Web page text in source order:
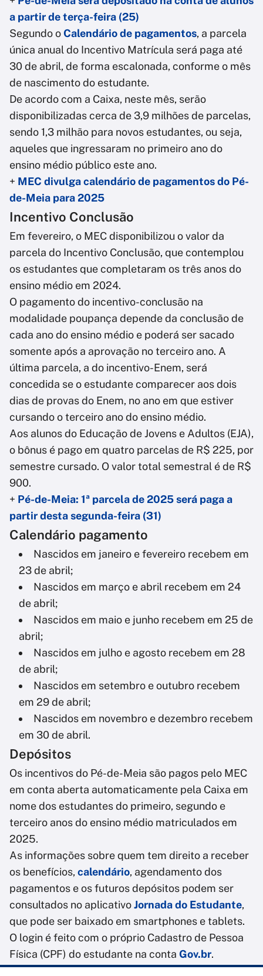
a partir de terça-feira (25)
Segundo oCalendário de pagamentos, a parcela
única anual do Incentivo Matrícula será paga até
30 de abril, de forma escalonada, conforme o mês
de nascimento do estudante.
De acordo com a Caixa, neste mês, serão
disponibilizadas cerca de 3,9 milhões de parcelas,
sendo 1,3 milhão para novos estudantes, ou seja,
aqueles que ingressaram no primeiro ano do
ensino médio público este ano.
+ MEC divulga calendário de pagamentos do Pé-
de-Meia para 2025
Incentivo Conclusão
Em fevereiro, o MEC disponibilizou o valor da
parcela do Incentivo Conclusão, que contemplou
os estudantes que completaram os três anos do
ensino médio em 2024.
O pagamento do incentivo-conclusão na
modalidade poupança depende da conclusão de
cada ano do ensino médio e poderá ser sacado
somente após a aprovação no terceiro ano. A
última parcela, a do incentivo-Enem, será
concedida se o estudante comparecer aos dois
dias de provas do Enem, no ano em que estiver
cursando o terceiro ano do ensino médio.
Aos alunos do Educação de Jovens e Adultos (EJA),
o bônus é pago em quatro parcelas de R$ 225, por
semestre cursado. O valor total semestral é de R$
900.
+ Pé-de-Meia: 1ª parcela de 2025 será paga a
partir desta segunda-feira (31)
Calendário pagamento
Nascidos em janeiro e fevereiro recebem em
23 de abril;
Nascidos em março e abril recebem em 24
de abril;
Nascidos em maio e junho recebem em 25 de
abril;
Nascidos em julho e agosto recebem em 28
de abril;
Nascidos em setembro e outubro recebem
em 29 de abril;
Nascidos em novembro e dezembro recebem
em 30 de abril.
Depósitos
Os incentivos do Pé-de-Meia são pagos pelo MEC
em conta aberta automaticamente pela Caixa em
nome dos estudantes do primeiro, segundo e
terceiro anos do ensino médio matriculados em
2025.
As informações sobre quem tem direito a receber
os benefícios, calendário, agendamento dos
pagamentos e os futuros depósitos podem ser
consultados no aplicativoJornada do Estudante,
que pode ser baixado em smartphones e tablets.
O login é feito com o próprio Cadastro de Pessoa
Física (CPF) do estudante na conta Gov.br.